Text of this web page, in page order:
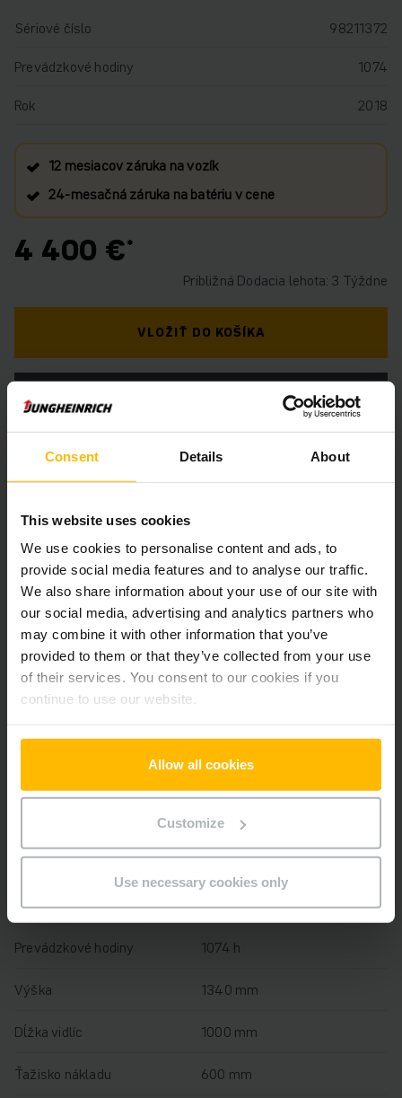
Consent Details About
This website uses cookies
We use cookies to personalise content and ads, to
provide social media features and to analyse our traffic.
We also share information about your use of our site with
our social media, advertising and analytics partners who
may combine it with other information that you’ve
provided to them or that they’ve collected from your use
of their services. You consent to our cookies if you
continue to use our website.
Allow all cookies
Customize
Use necessary cookies only
Sériové číslo
98211372
Prevádzkové hodiny
1074
Rok
2018
12 mesiacov záruka na vozík
24‑mesačná záruka na batériu v cene
4 400 €
Približná Dodacia lehota: 3 Týždne
VLOŽIŤ DO KOŠÍKA
PRODUKTU?
Pridať produkt do košíka
Informácie o výrobku
Nasledujúca časť poskytuje komplexný prehľad technických
špecifikácií a vybavenia vozidla.
Technické údaje
Batéria
Nabíjač Áno, 24 V / 35 A
2018
Výška zdvihu 122 mm
Nosnosť 2000 kg
Prevádzkové hodiny 1074 h
Výška 1340 mm
Dĺžka vidlíc 1000 mm
Ťažisko nákladu 600 mm